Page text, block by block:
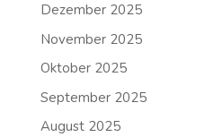
Dezember 2025
November 2025
Oktober 2025
September 2025
August 2025